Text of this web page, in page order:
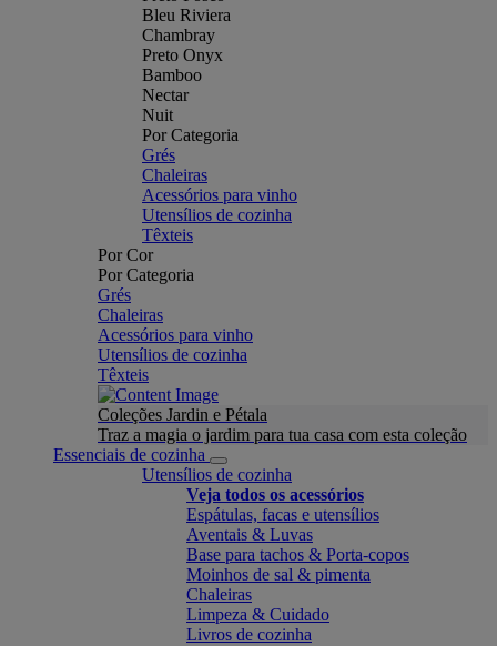
Bleu Riviera
Chambray
Preto Onyx
Bamboo
Nectar
Nuit
Por Categoria
Grés
Chaleiras
Acessórios para vinho
Utensílios de cozinha
Têxteis
Por Cor
Por Categoria
Grés
Chaleiras
Acessórios para vinho
Utensílios de cozinha
Têxteis
Coleções Jardin e Pétala
Traz a magia o jardim para tua casa com esta coleção
Essenciais de cozinha
Utensílios de cozinha
Veja todos os acessórios
Espátulas, facas e utensílios
Aventais & Luvas
Base para tachos & Porta-copos
Moinhos de sal & pimenta
Chaleiras
Limpeza & Cuidado
Livros de cozinha